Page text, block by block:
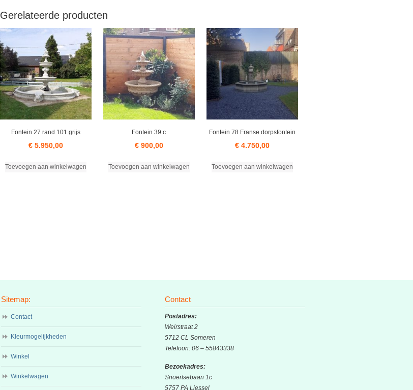
Gerelateerde producten
Fontein 27 rand 101 grijs
€ 5.950,00
Toevoegen aan winkelwagen
Fontein 39 c
€900,00
Toevoegen aan winkelwagen
Fontein 78 Franse dorpsfontein
€4.750,00
Toevoegen aan winkelwagen
Sitemap:
Contact
Kleurmogelijkheden
Winkel
Winkelwagen
Contact
Postadres:
Weirstraat 2
5712 CL Someren
Telefoon: 06 – 55843338
Bezoekadres:
Snoertsebaan 1c
5757 PA Liessel